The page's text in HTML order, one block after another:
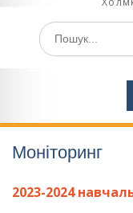
Шукати:
Моніторинг
2023-2024